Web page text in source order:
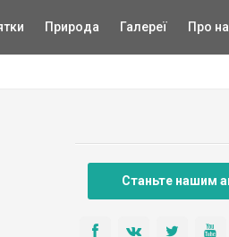
Природа Галереї Про
Станьте нашим